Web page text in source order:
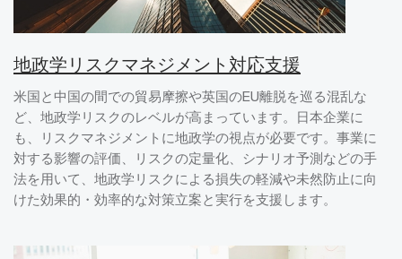
地政学リスクマネジメント対応支援
米国と中国の間での貿易摩擦や英国のEU離脱を巡る混乱な
ど、地政学リスクのレベルが高まっています。日本企業に
も、リスクマネジメントに地政学の視点が必要です。事業に
対する影響の評価、リスクの定量化、シナリオ予測などの手
法を用いて、地政学リスクによる損失の軽減や未然防止に向
けた効果的・効率的な対策立案と実行を支援します。